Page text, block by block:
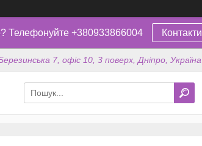
Телефонуйте +380933866004 Контакти
7, офіс 10, 3 поверх, Дніпро, Україна